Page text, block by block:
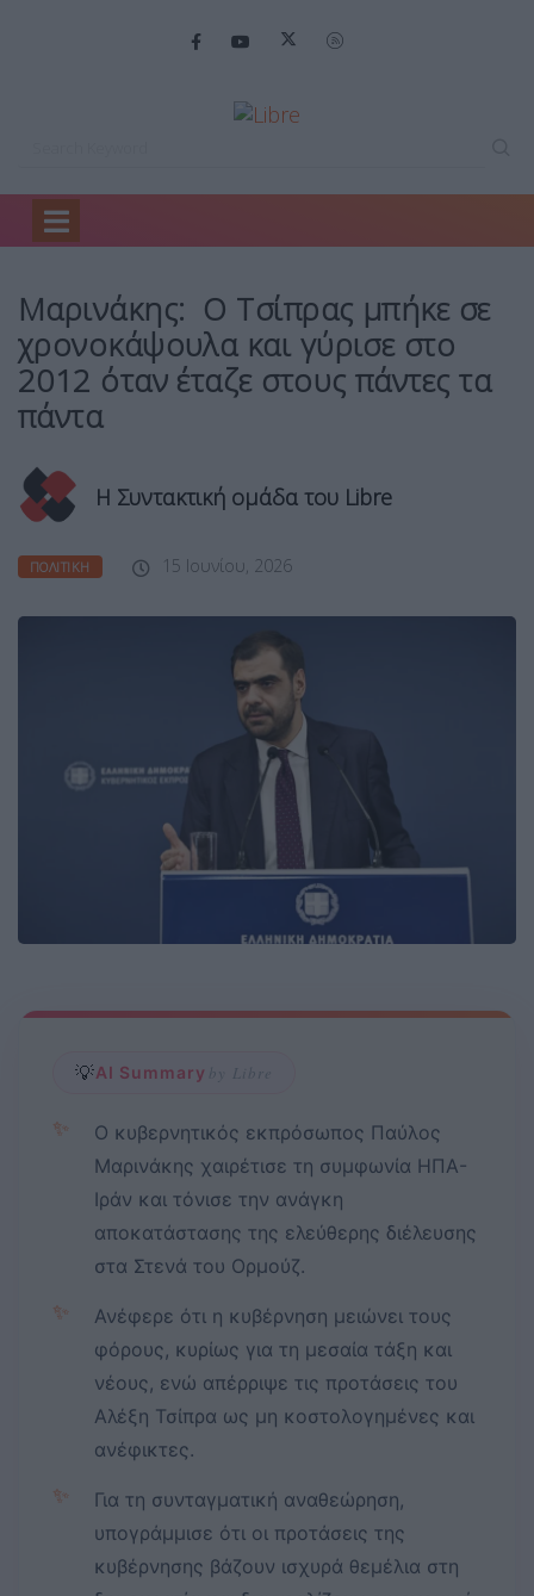
Home
Μαρινάκης: Ο Τσίπρας μπήκε σε
χρονοκάψουλα και γύρισε στο
2012 όταν έταζε στους πάντες τα
πάντα
Η Συντακτική ομάδα του Libre
ΠΟΛΙΤΙΚΉ 15 Ιουνίου, 2026
💡AI Summary by Libre
✨
Ο κυβερνητικός εκπρόσωπος Παύλος
Μαρινάκης χαιρέτισε τη συμφωνία ΗΠΑ-
Ιράν και τόνισε την ανάγκη
αποκατάστασης της ελεύθερης διέλευσης
στα Στενά του Ορμούζ.
✨
Ανέφερε ότι η κυβέρνηση μειώνει τους
φόρους, κυρίως για τη μεσαία τάξη και
νέους, ενώ απέρριψε τις προτάσεις του
Αλέξη Τσίπρα ως μη κοστολογημένες και
ανέφικτες.
✨
Για τη συνταγματική αναθεώρηση,
υπογράμμισε ότι οι προτάσεις της
κυβέρνησης βάζουν ισχυρά θεμέλια στη